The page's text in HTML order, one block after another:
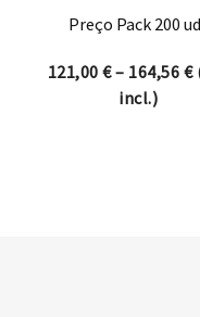
Preço Pack 200
121,00 €– 164,56 €
incl.)